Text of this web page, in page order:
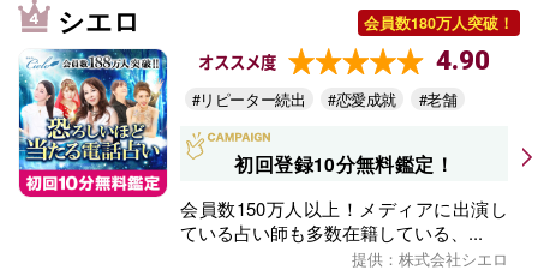
シエロ 会員数180万人突破！
オススメ度 4.90
#リピーター続出 #恋愛成就 #老舗
初回登録10分無料鑑定！
会員数150万人以上！メディアに出演し
ている占い師も多数在籍している、...
提供：株式会社シエロ